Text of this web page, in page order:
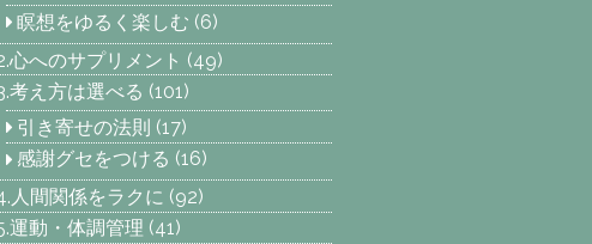
瞑想をゆるく楽しむ (6)
心へのサプリメント (49)
考え方は選べる (101)
引き寄せの法則 (17)
感謝グセをつける (16)
人間関係をラクに (92)
運動・体調管理 (41)